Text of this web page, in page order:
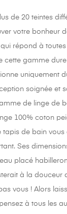
de 20 teintes
votre bonheur
répond à
cette gamme
uniquement
soignée et
de linge de
100% coton
tapis de bain
Ses
placé
à la douceur
vous ! Alors
à tous les